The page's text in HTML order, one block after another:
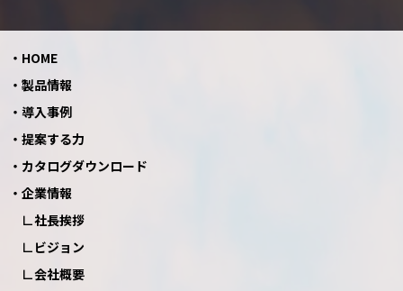
HOME
製品情報
導入事例
提案する力
カタログダウンロード
企業情報
社長挨拶
ビジョン
会社概要